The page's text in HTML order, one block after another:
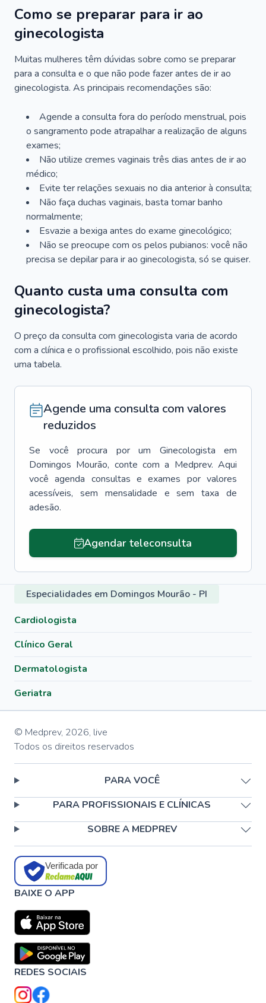
Como se preparar para ir ao
ginecologista
Muitas mulheres têm dúvidas sobre como se preparar
para a consulta e o que não pode fazer antes de ir ao
ginecologista. As principais recomendações são:
Agende a consulta fora do período menstrual, pois
o sangramento pode atrapalhar a realização de alguns
exames;
Não utilize cremes vaginais três dias antes de ir ao
médico;
Evite ter relações sexuais no dia anterior à consulta;
Não faça duchas vaginais, basta tomar banho
normalmente;
Esvazie a bexiga antes do exame ginecológico;
Não se preocupe com os pelos pubianos: você não
precisa se depilar para ir ao ginecologista, só se quiser.
Quanto custa uma consulta com
ginecologista?
O preço da consulta com ginecologista varia de acordo
com a clínica e o profissional escolhido, pois não existe
uma tabela.
Agende uma consulta com valores
reduzidos
Se você procura por um Ginecologista
em
Domingos Mourão, conte com a Medprev. Aqui
você agenda consultas e exames por valores
acessíveis, sem mensalidade e sem taxa de
adesão.
Agendar teleconsulta
Especialidades em Domingos Mourão - PI
Cardiologista
Clínico Geral
Dermatologista
Geriatra
© Medprev, 2026, live
Todos os direitos reservados
PARA VOCÊ
PARA PROFISSIONAIS E CLÍNICAS
SOBRE A MEDPREV
Verificada por
BAIXE O APP
REDES SOCIAIS